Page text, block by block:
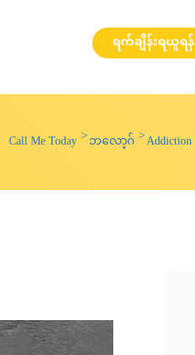
ရက်ချိန်းရယူရန်
Call Me Today ဘလော့ဂ် Addiction